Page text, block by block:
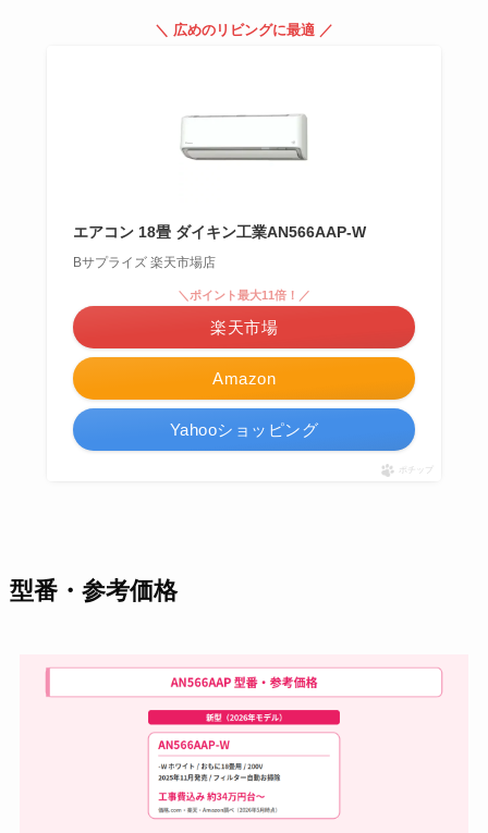
＼ 広めのリビングに最適 ／
エアコン 18畳 ダイキン工業AN566AAP-W
Bサプライズ 楽天市場店
Amazon
＼ポイント最大11倍！／
楽天市場
Yahooショッピング
ポチップ
型番・参考価格